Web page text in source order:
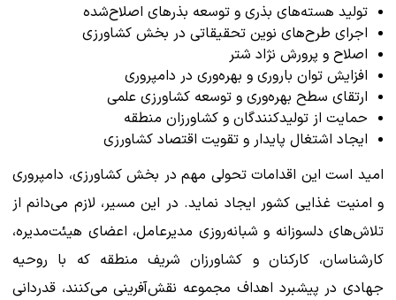
تولید هسته‌های بذری و توسعه بذرهای اصلاح‌شده
اجرای طرح‌های نوین تحقیقاتی در بخش کشاورزی
اصلاح و پرورش نژاد شتر
افزایش توان باروری و بهره‌وری در دامپروری
ارتقای سطح بهره‌وری و توسعه کشاورزی علمی
حمایت از تولیدکنندگان و کشاورزان منطقه
ایجاد اشتغال پایدار و تقویت اقتصاد کشاورزی
امید است این اقدامات تحولی مهم در بخش کشاورزی، دامپروری
و امنیت غذایی کشور ایجاد نماید. در این مسیر، لازم می‌دانم از
تلاش‌های دلسوزانه و شبانه‌روزی مدیرعامل، اعضای هیئت‌مدیره،
کارشناسان، کارکنان و کشاورزان شریف منطقه که با روحیه
جهادی در پیشبرد اهداف مجموعه نقش‌آفرینی می‌کنند، قدردانی